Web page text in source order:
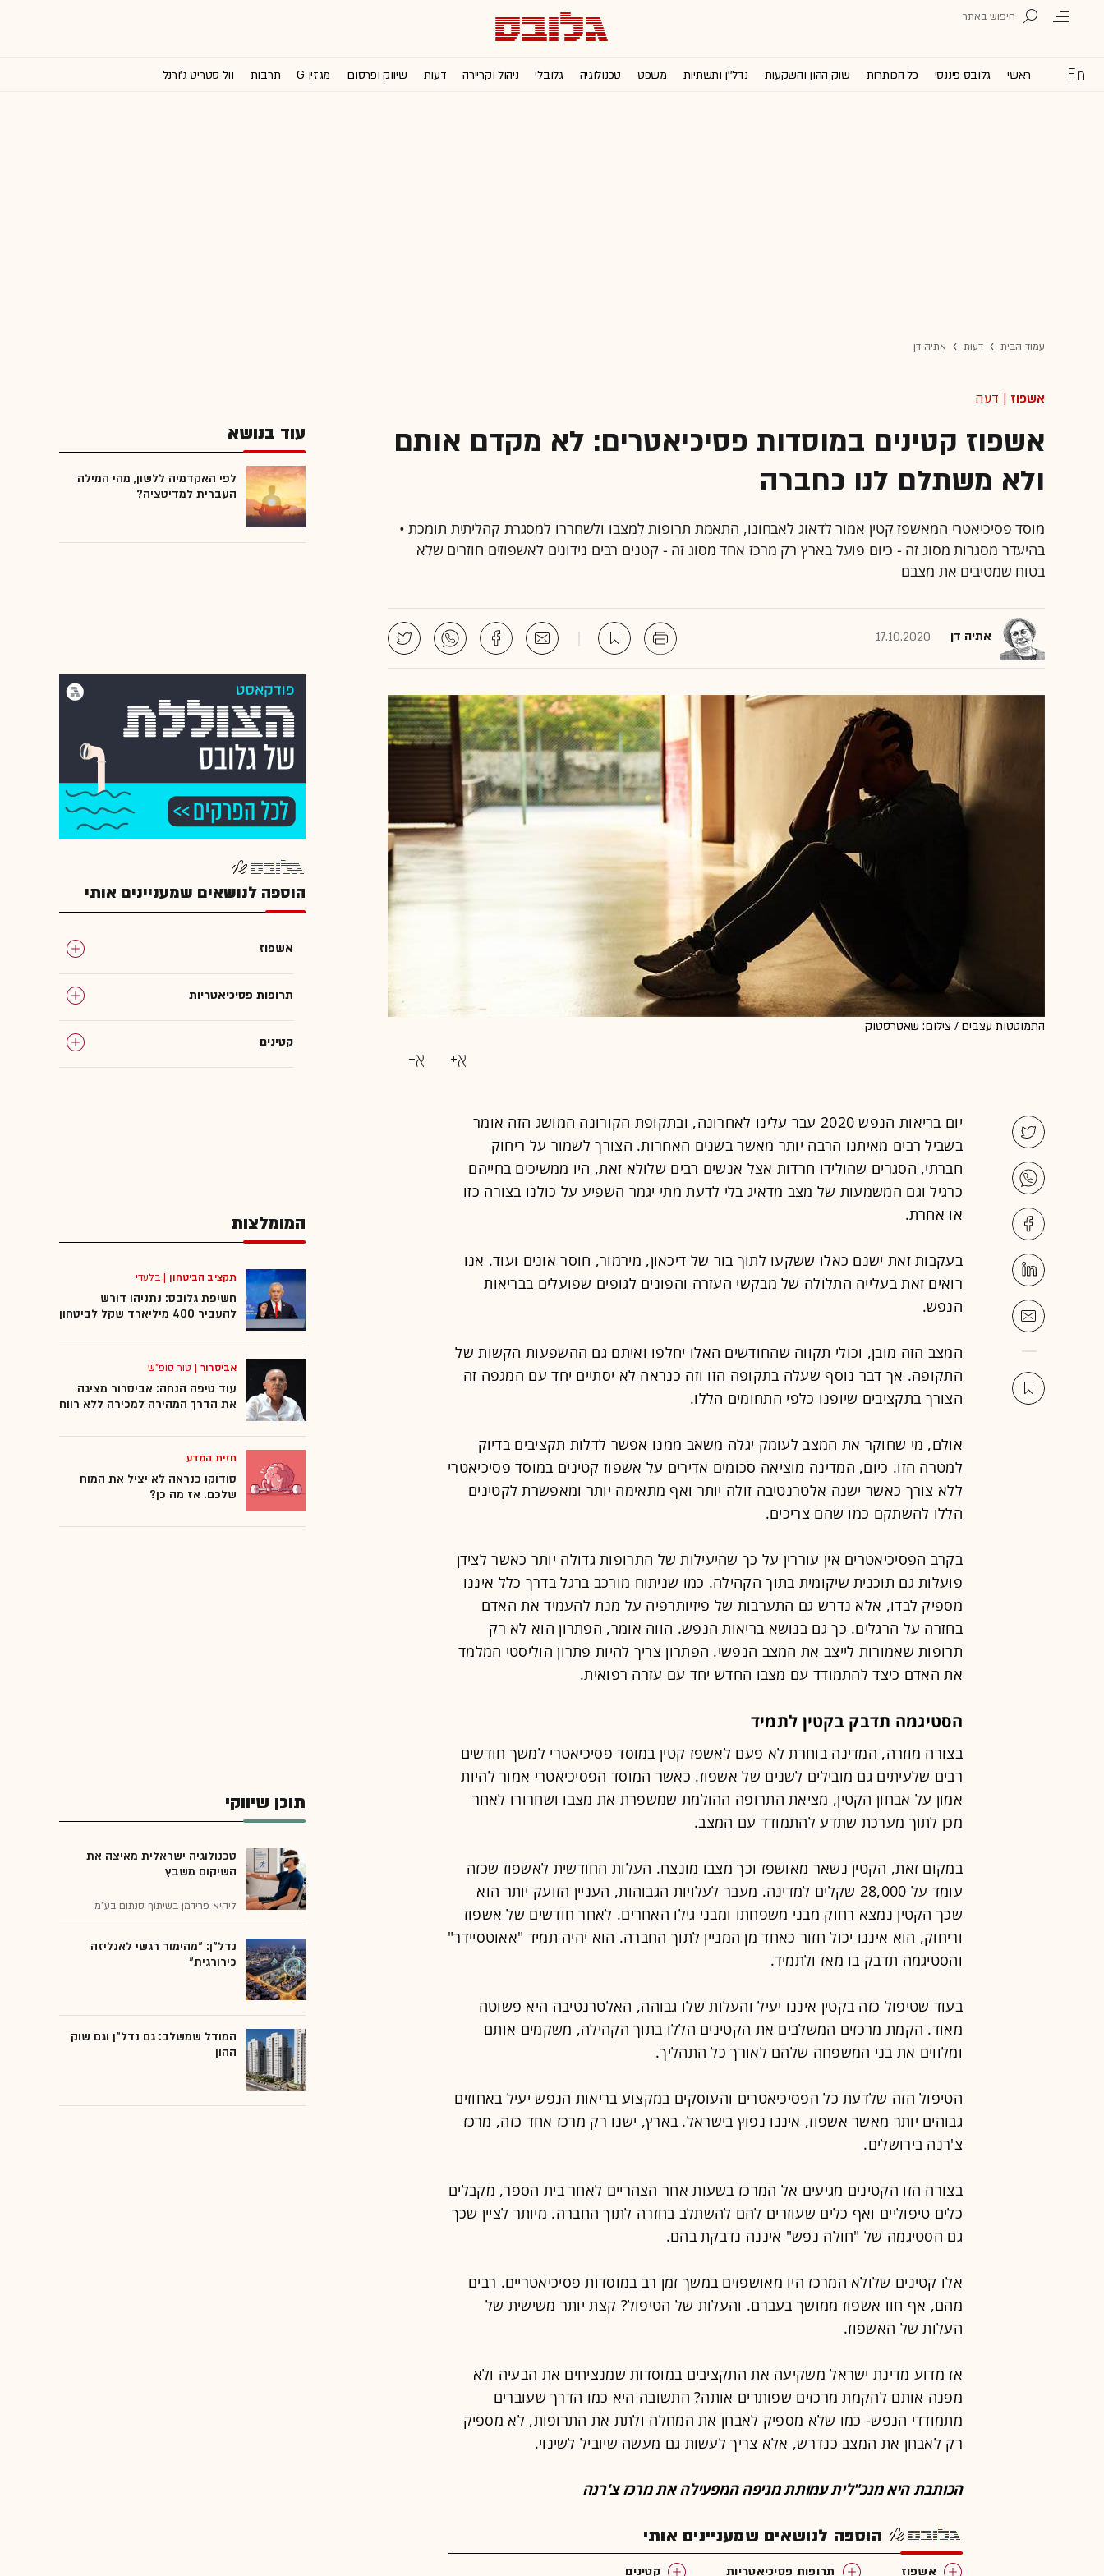
ראשי גלובס פיננסי כל הכותרות שוק ההון והשקעות נדל''ן ותשתיות משפט טכנולוגיה גלובלי ניהול וקריירה דעות שיווק ופרסום מגזין G תרבות וול סטריט ג'ורנל
עמוד הבית דעות אתיה דן
אשפוז | דעה
אשפוז קטינים במוסדות פסיכיאטרים: לא מקדם אותם
ולא משתלם לנו כחברה
מוסד פסיכיאטרי המאשפז קטין אמור לדאוג לאבחונו, התאמת תרופות למצבו ולשחררו למסגרת קהליתית תומכת •
בהיעדר מסגרות מסוג זה - כיום פועל בארץ רק מרכז אחד מסוג זה - קטנים רבים נידונים לאשפוזים חוזרים שלא
בטוח שמטיבים את מצבם
אתיה דן 17.10.2020
התמוטטות עצבים / צילום: שאטרסטוק
יום בריאות הנפש 2020 עבר עלינו לאחרונה, ובתקופת הקורונה המושג הזה אומר
בשביל רבים מאיתנו הרבה יותר מאשר בשנים האחרות. הצורך לשמור על ריחוק
חברתי, הסגרים שהולידו חרדות אצל אנשים רבים שלולא זאת, היו ממשיכים בחייהם
כרגיל וגם המשמעות של מצב מדאיג בלי לדעת מתי יגמר השפיע על כולנו בצורה כזו
או אחרת.
בעקבות זאת ישנם כאלו ששקעו לתוך בור של דיכאון, מירמור, חוסר אונים ועוד. אנו
רואים זאת בעלייה התלולה של מבקשי העזרה והפונים לגופים שפועלים בבריאות
הנפש.
המצב הזה מובן, וכולי תקווה שהחודשים האלו יחלפו ואיתם גם ההשפעות הקשות של
התקופה. אך דבר נוסף שעלה בתקופה הזו וזה כנראה לא יסתיים יחד עם המגפה זה
הצורך בתקציבים שיופנו כלפי התחומים הללו.
אולם, מי שחוקר את המצב לעומק יגלה משאב ממנו אפשר לדלות תקציבים בדיוק
למטרה הזו. כיום, המדינה מוציאה סכומים אדירים על אשפוז קטינים במוסד פסיכיאטרי
ללא צורך כאשר ישנה אלטרנטיבה זולה יותר ואף מתאימה יותר ומאפשרת לקטינים
הללו להשתקם כמו שהם צריכים.
בקרב הפסיכיאטרים אין עוררין על כך שהיעילות של התרופות גדולה יותר כאשר לצידן
פועלות גם תוכנית שיקומית בתוך הקהילה. כמו שניתוח מורכב ברגל בדרך כלל איננו
מספיק לבדו, אלא נדרש גם התערבות של פיזיותרפיה על מנת להעמיד את האדם
בחזרה על הרגלים. כך גם בנושא בריאות הנפש. הווה אומר, הפתרון הוא לא רק
תרופות שאמורות לייצב את המצב הנפשי. הפתרון צריך להיות פתרון הוליסטי המלמד
את האדם כיצד להתמודד עם מצבו החדש יחד עם עזרה רפואית.
הסטיגמה תדבק בקטין לתמיד
בצורה מוזרה, המדינה בוחרת לא פעם לאשפז קטין במוסד פסיכיאטרי למשך חודשים
רבים שלעיתים גם מובילים לשנים של אשפוז. כאשר המוסד הפסיכיאטרי אמור להיות
אמון על אבחון הקטין, מציאת התרופה ההולמת שמשפרת את מצבו ושחרורו לאחר
מכן לתוך מערכת שתדע להתמודד עם המצב.
במקום זאת, הקטין נשאר מאושפז וכך מצבו מונצח. העלות החודשית לאשפוז שכזה
עומד על 28,000 שקלים למדינה. מעבר לעלויות הגבוהות, העניין הזועק יותר הוא
שכך הקטין נמצא רחוק מבני משפחתו ומבני גילו האחרים. לאחר חודשים של אשפוז
וריחוק, הוא איננו יכול חזור כאחד מן המניין לתוך החברה. הוא יהיה תמיד "אאוטסיידר"
והסטיגמה תדבק בו מאז ולתמיד.
בעוד שטיפול כזה בקטין איננו יעיל והעלות שלו גבוהה, האלטרנטיבה היא פשוטה
מאוד. הקמת מרכזים המשלבים את הקטינים הללו בתוך הקהילה, משקמים אותם
ומלווים את בני המשפחה שלהם לאורך כל התהליך.
הטיפול הזה שלדעת כל הפסיכיאטרים והעוסקים במקצוע בריאות הנפש יעיל באחוזים
גבוהים יותר מאשר אשפוז, איננו נפוץ בישראל. בארץ, ישנו רק מרכז אחד כזה, מרכז
צ'רנה בירושלים.
בצורה הזו הקטינים מגיעים אל המרכז בשעות אחר הצהריים לאחר בית הספר, מקבלים
כלים טיפוליים ואף כלים שעוזרים להם להשתלב בחזרה לתוך החברה. מיותר לציין שכך
גם הסטיגמה של "חולה נפש" איננה נדבקת בהם.
אלו קטינים שלולא המרכז היו מאושפזים במשך זמן רב במוסדות פסיכיאטריים. רבים
מהם, אף חוו אשפוז ממושך בעברם. והעלות של הטיפול? קצת יותר משישית של
העלות של האשפוז.
אז מדוע מדינת ישראל משקיעה את התקציבים במוסדות שמנציחים את הבעיה ולא
מפנה אותם להקמת מרכזים שפותרים אותה? התשובה היא כמו הדרך שעוברים
מתמודדי הנפש- כמו שלא מספיק לאבחן את המחלה ולתת את התרופות, לא מספיק
רק לאבחן את המצב כנדרש, אלא צריך לעשות גם מעשה שיוביל לשינוי.
הכותבת היא מנכ"לית עמותת מניפה המפעילה את מרכז צ'רנה
הוספה לנושאים שמעניינים אותי
אשפוז תרופות פסיכיאטריות קטינים
עוד בנושא
לפי האקדמיה ללשון, מהי המילה
העברית למדיטציה?
הוספה לנושאים שמעניינים אותי
אשפוז
תרופות פסיכיאטריות
קטינים
המומלצות
תקציב הביטחון |בלעדי
חשיפת גלובס: נתניהו דורש
להעביר 400 מיליארד שקל לביטחון
אביסרור| טור סופ"ש
עוד טיפה הנחה: אביסרור מציגה
את הדרך המהירה למכירה ללא רווח
חזית המדע
סודוקו כנראה לא יציל את המוח
שלכם. אז מה כן?
תוכן שיווקי
טכנולוגיה ישראלית מאיצה את
השיקום משבץ
ליהיא פרידמן בשיתוף סנתום בע"מ
נדל"ן: "מהימור רגשי לאנליזה
כירורגית"
המודל שמשלב: גם נדל"ן וגם שוק
ההון